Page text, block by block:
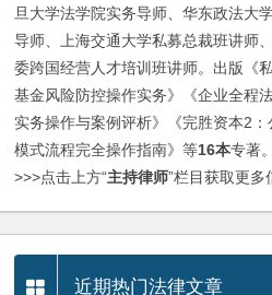
旦大学法学院实务导师、华东政法大
导师、上海交通大学私募总裁班讲师
委跨国经营人才培训班讲师。出版《
基金风险防控操作实务》《企业全程
实务操作与案例评析》《完胜资本2：
模式流程完全操作指南》等16本专著。
>>>点击上方“主持律师”栏目获取更多
近期热门法律文章